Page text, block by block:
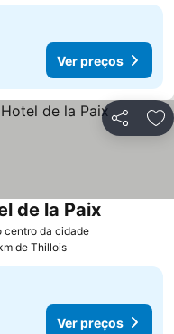
Ver preços
Partilhar
centro da cidade
de la Paix
de Thillois
Ver preços